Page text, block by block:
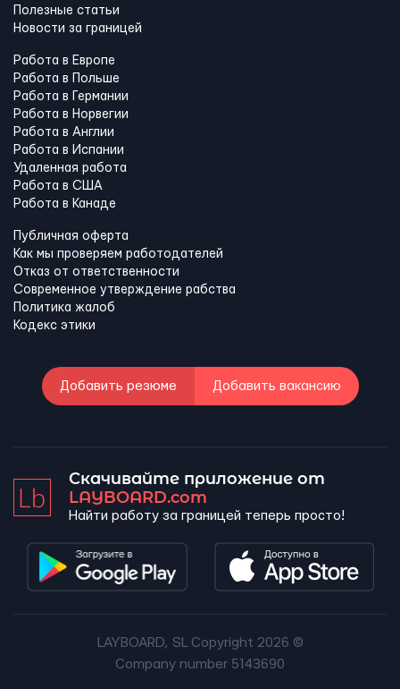
Полезные статьи
Новости за границей
Работа в Европе
Работа в Польше
Работа в Германии
Работа в Норвегии
Работа в Англии
Работа в Испании
Удаленная работа
Работа в США
Работа в Канадe
Публичная оферта
Как мы проверяем работодателей
Отказ от ответственности
Современное утверждение рабства
Политика жалоб
Кодекс этики
Добавить резюме Добавить вакансию
Скачивайте приложение от
LAYBOARD.com
Найти работу за границей теперь просто!
LAYBOARD, SL Copyright 2026 ©
Company number 5143690